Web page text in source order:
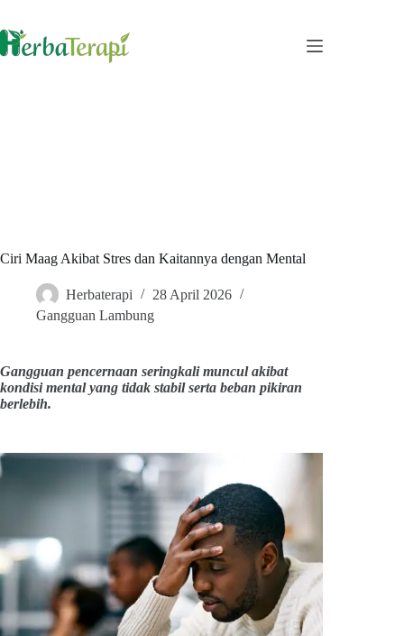
content
Ciri Maag Akibat Stres dan Kaitannya dengan Mental
Herbaterapi
28 April 2026
Gangguan Lambung
Gangguan pencernaan seringkali muncul akibat
kondisi mental yang tidak stabil serta beban pikiran
berlebih.